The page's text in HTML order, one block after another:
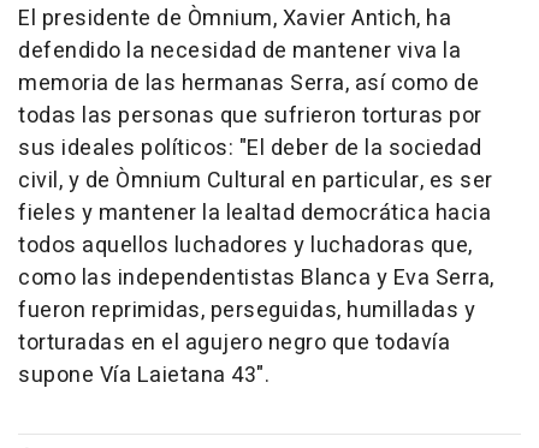
El presidente de Òmnium, Xavier Antich, ha
defendido la necesidad de mantener viva la
memoria de las hermanas Serra, así como de
todas las personas que sufrieron torturas por
sus ideales políticos: "El deber de la sociedad
civil, y de Òmnium Cultural en particular, es ser
fieles y mantener la lealtad democrática hacia
todos aquellos luchadores y luchadoras que,
como las independentistas Blanca y Eva Serra,
fueron reprimidas, perseguidas, humilladas y
torturadas en el agujero negro que todavía
supone Vía Laietana 43".